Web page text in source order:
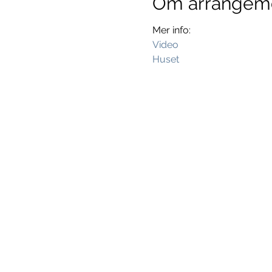
Mer info:
Video
Huset